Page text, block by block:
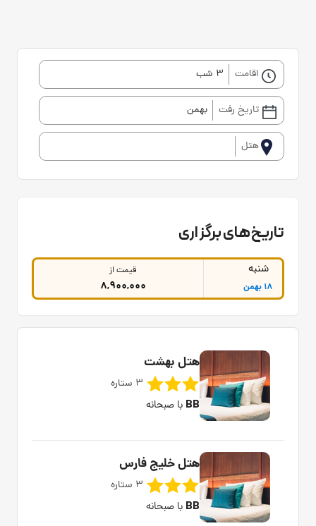
اقامت 3 شب
تاریخ رفت بهمن
هتل
تاریخ‌های برگزاری
شنبه
18 بهمن
قیمت از
8,900,000
هتل بهشت
3 ستاره
BB با صبحانه
هتل خلیج فارس
3 ستاره
BB با صبحانه